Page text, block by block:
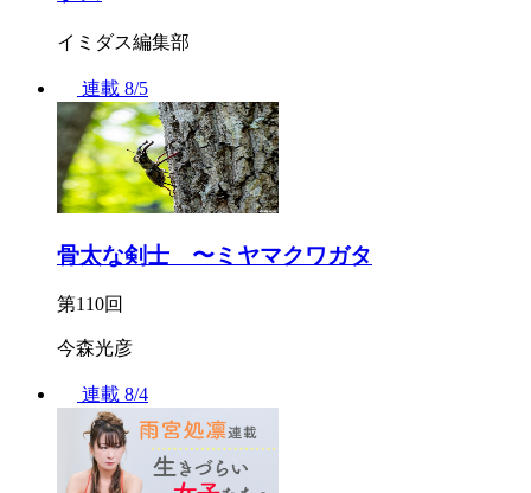
イミダス編集部
連載 8/5
骨太な剣士 〜ミヤマクワガタ
第110回
今森光彦
連載 8/4